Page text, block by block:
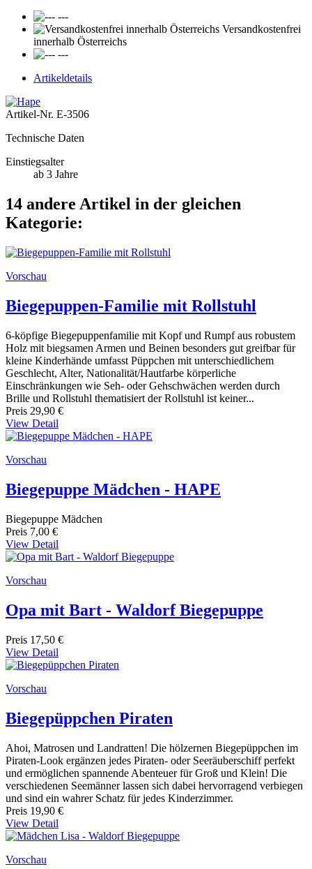
---
Versandkostenfrei
innerhalb Österreichs
---
Artikeldetails
Artikel-Nr. E-3506
Technische Daten
Einstiegsalter
ab 3 Jahre
14 andere Artikel in der gleichen
Kategorie:
Vorschau
Biegepuppen-Familie mit Rollstuhl
6-köpfige Biegepuppenfamilie mit Kopf und Rumpf aus robustem
Holz mit biegsamen Armen und Beinen besonders gut greifbar für
kleine Kinderhände umfasst Püppchen mit unterschiedlichem
Geschlecht, Alter, Nationalität/Hautfarbe körperliche
Einschränkungen wie Seh- oder Gehschwächen werden durch
Brille und Rollstuhl thematisiert der Rollstuhl ist keiner...
Preis 29,90 €
View Detail
Vorschau
Biegepuppe Mädchen - HAPE
Biegepuppe Mädchen
Preis 7,00 €
View Detail
Vorschau
Opa mit Bart - Waldorf Biegepuppe
Preis 17,50 €
View Detail
Vorschau
Biegepüppchen Piraten
Ahoi, Matrosen und Landratten! Die hölzernen Biegepüppchen im
Piraten-Look ergänzen jedes Piraten- oder Seeräuberschiff perfekt
und ermöglichen spannende Abenteuer für Groß und Klein! Die
verschiedenen Seemänner lassen sich dabei hervorragend verbiegen
und sind ein wahrer Schatz für jedes Kinderzimmer.
Preis 19,90 €
View Detail
Vorschau